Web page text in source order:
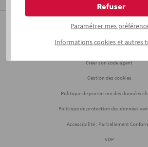
Devenir partenaire
Mentions légales
Créer son code agent
Gestion des cookies
Politique de protection des données
Politique de protection des données
Accessibilité : Partiellement
VDP
Refuser
Paramétrer mes
Informationscookieset autres